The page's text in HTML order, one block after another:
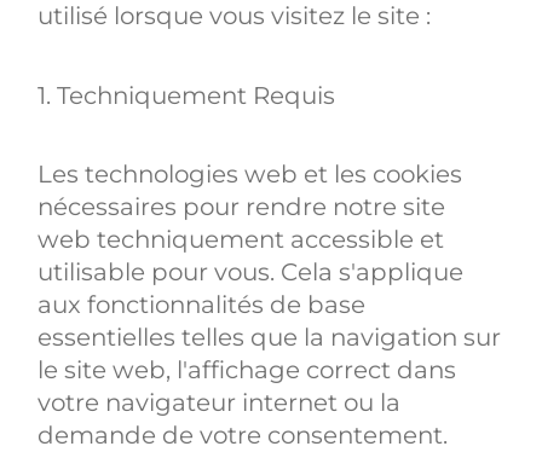
utilisé lorsque vous visitez le site :
1. Techniquement Requis
Les technologies web et les cookies
nécessaires pour rendre notre site
web techniquement accessible et
utilisable pour vous. Cela s'applique
aux fonctionnalités de base
essentielles telles que la navigation sur
le site web, l'affichage correct dans
votre navigateur internet ou la
demande de votre consentement.